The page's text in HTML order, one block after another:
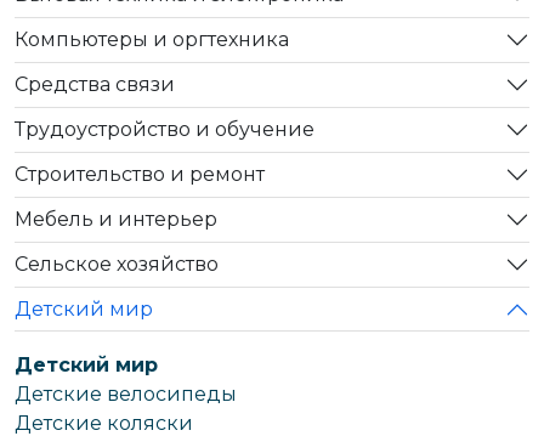
Компьютеры и оргтехника
Средства связи
Трудоустройство и обучение
Строительство и ремонт
Мебель и интерьер
Сельское хозяйство
Детский мир
Детский мир
Детские велосипеды
Детские коляски